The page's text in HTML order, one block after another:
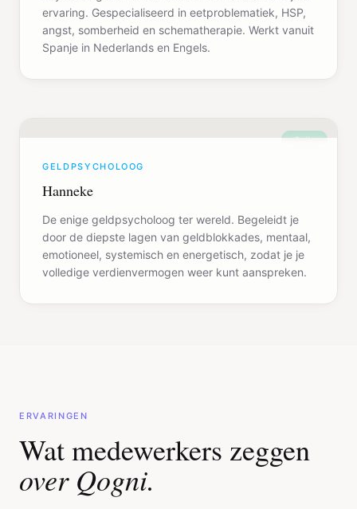
ervaring. Gespecialiseerd in eetproblematiek, HSP,
angst, somberheid en schematherapie. Werkt vanuit
Spanje in Nederlands en Engels.
Hanneke
De enige geldpsycholoog ter wereld. Begeleidt je
door de diepste lagen van geldblokkades, mentaal,
emotioneel, systemisch en energetisch, zodat je je
volledige verdienvermogen weer kunt aanspreken.
ERVARINGEN
Wat medewerkers zeggen
over Qogni.